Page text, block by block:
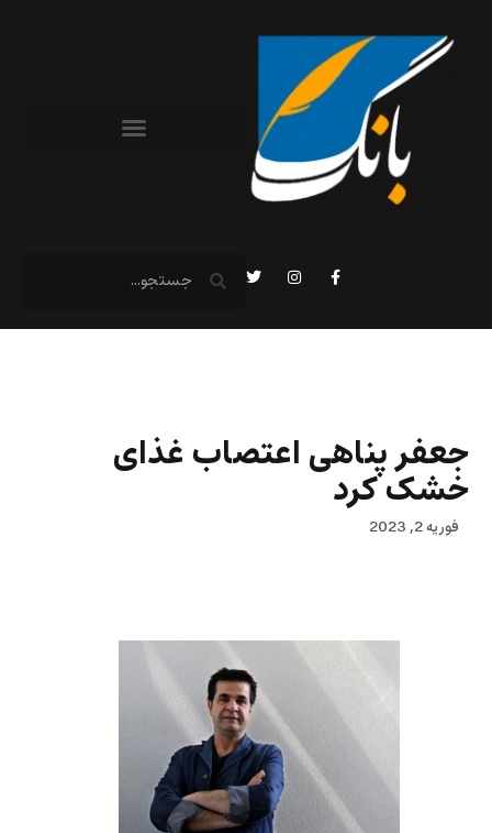
جعفر پناهی اعتصاب غذای
خشک کرد
فوریه 2, 2023